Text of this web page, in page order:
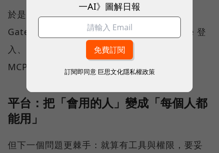
於是我開始設計一套給內部夥伴用的 MCP
Gateway：夥伴只需要用公司內部的 Google 登
入、連上內網，就能快速拿到公司內專屬的
MCP，同時有安全的權限保護。
平台：把「會用的人」變成「每個人都
能用」
但下一個問題更棘手：就算有工具與權限，要妥
一AI》圖解日報
訂閱即同意 巨思文化隱私權政策